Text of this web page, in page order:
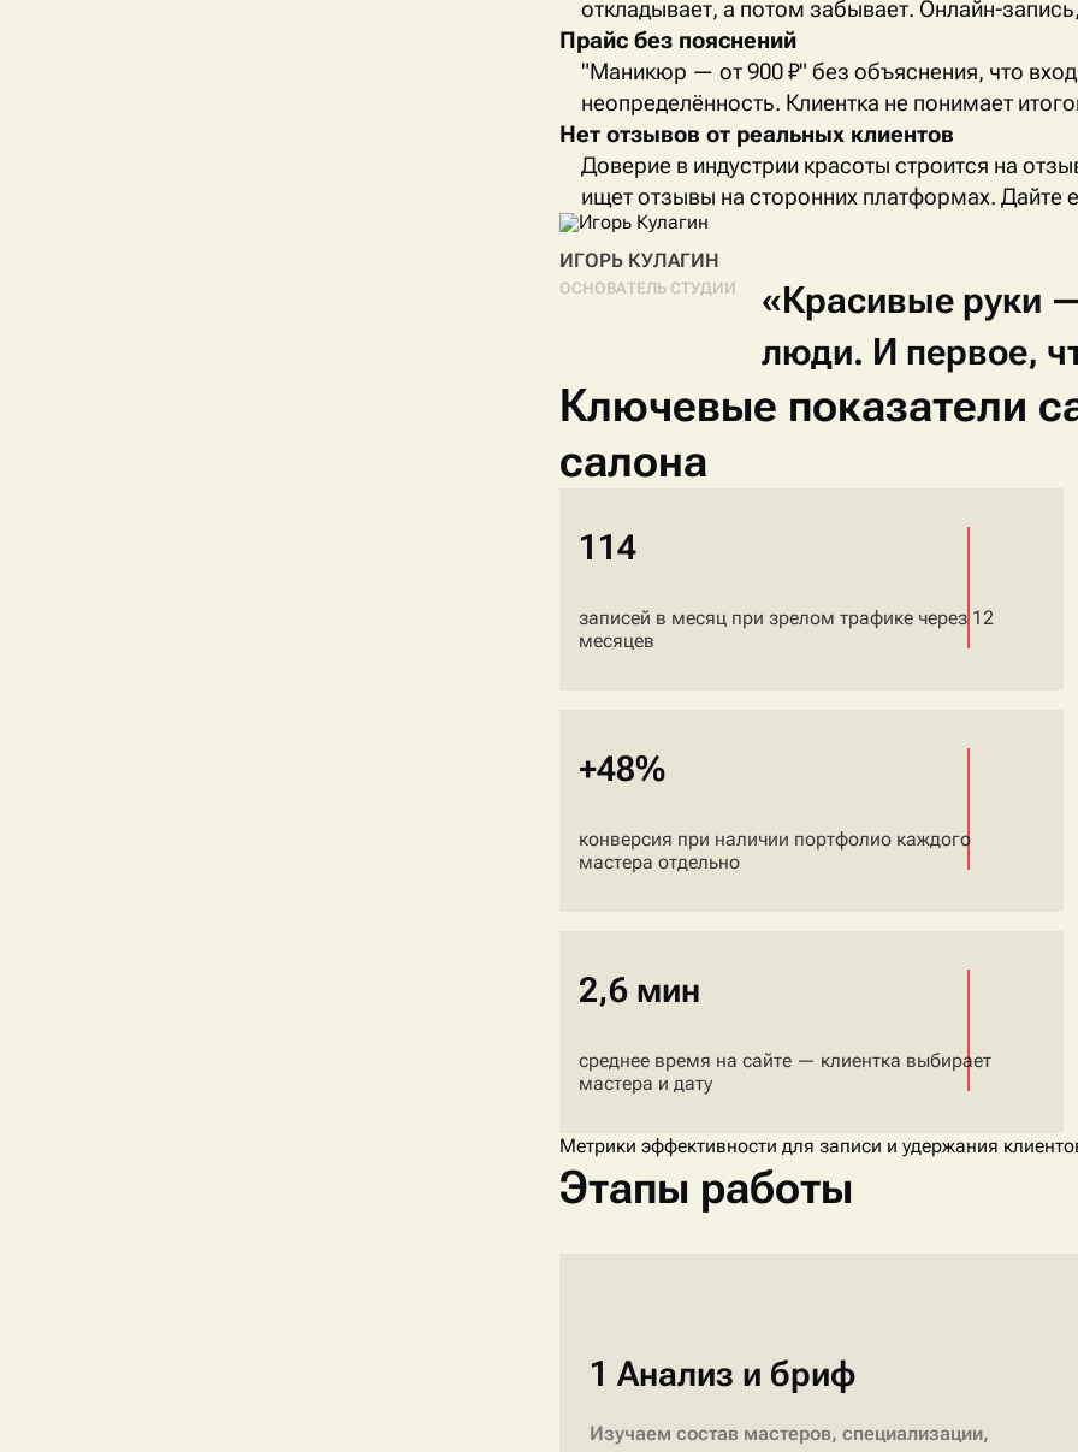
откладывает, а потом забывает. Онлайн-
Прайс без пояснений
"Маникюр — от 900 ₽" без объяснения, что
неопределённость. Клиентка не понимает
Нет отзывов от реальных клиентов
Доверие в индустрии красоты строится на
ищет отзывы на сторонних платформах. Дайте
ИГОРЬ КУЛАГИН
ОСНОВАТЕЛЬ СТУДИИ «Красивые руки
люди. И первое,
Ключевые показатели
салона
114
записей в месяц при зрелом трафике через 12
месяцев
+48%
конверсия при наличии портфолио каждого
мастера отдельно
2,6 мин
среднее время на сайте — клиентка выбирает
мастера и дату
Метрики эффективности для записи и удержания
Этапы работы
1 Анализ и бриф
Изучаем состав мастеров, специализации,